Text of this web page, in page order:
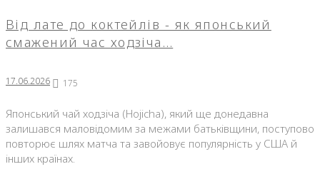
Від лате до коктейлів - як японський
смажений час ходзіча…
17.06.2026 175
Японський чай ходзіча (Hojicha), який ще донедавна
залишався маловідомим за межами батьківщини, поступово
повторює шлях матча та завойовує популярність у США й
інших країнах.